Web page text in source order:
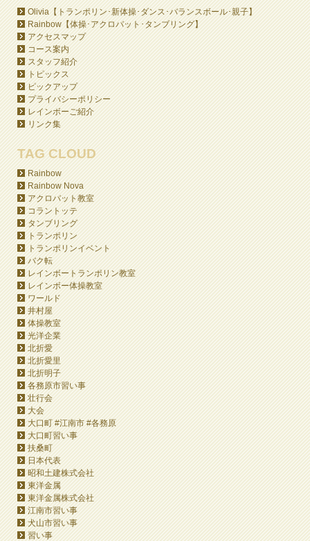
Olivia【トランポリン･新体操･ダンス･バランスボール･親子】
Rainbow【体操･アクロバット･タンブリング】
アクセスマップ
コース案内
スタッフ紹介
トピックス
ピックアップ
プライバシーポリシー
レインボーご紹介
リンク集
TAG CLOUD
Rainbow
Rainbow Nova
アクロバット教室
コラントッテ
タンブリング
トランポリン
トランポリンイベント
バク転
レインボートランポリン教室
レインボー体操教室
ワールド
井村屋
体操教室
光洋企業
北折愛
北折愛里
北折明子
各務原市習い事
壮行会
大会
大口町 #江南市 #各務原
大口町習い事
扶桑町
日本代表
昭和土建株式会社
東洋金属
東洋金属株式会社
江南市習い事
犬山市習い事
習い事